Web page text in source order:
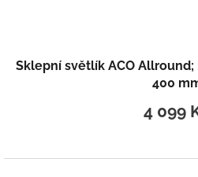
Sklepní světlík ACO Allround;
400
4 099